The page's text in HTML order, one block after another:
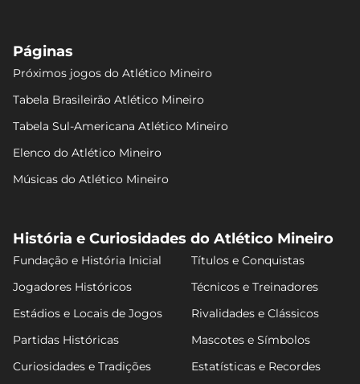
Páginas
Próximos jogos do Atlético Mineiro
Tabela Brasileirão Atlético Mineiro
Tabela Sul-Americana Atlético Mineiro
Elenco do Atlético Mineiro
Músicas do Atlético Mineiro
História e Curiosidades do Atlético Mineiro
Fundação e História Inicial
Títulos e Conquistas
Jogadores Históricos
Técnicos e Treinadores
Estádios e Locais de Jogos
Rivalidades e Clássicos
Partidas Históricas
Mascotes e Símbolos
Curiosidades e Tradições
Estatísticas e Recordes